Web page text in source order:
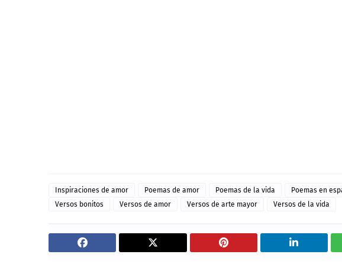
Inspiraciones de amor Poemas de amor Poemas de la vida Poemas en
Versos bonitos
Versos de amor Versos de arte mayor Versos de la vida